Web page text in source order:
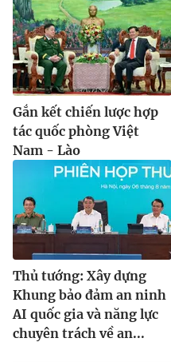
Gắn kết chiến lược hợp
tác quốc phòng Việt
Nam - Lào
Thủ tướng: Xây dựng
Khung bảo đảm an ninh
AI quốc gia và năng lực
chuyên trách về an...